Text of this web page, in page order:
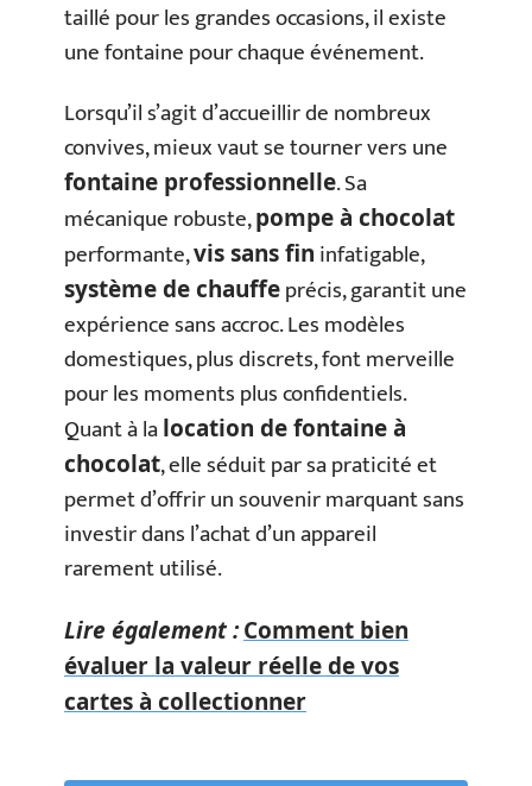
taillé pour les grandes occasions, il existe
une fontaine pour chaque événement.
Lorsqu’il s’agit d’accueillir de nombreux
convives, mieux vaut se tourner vers une
fontaine professionnelle. Sa
mécanique robuste,pompe à chocolat
performante,vis sans fin infatigable,
système de chauffeprécis, garantit une
expérience sans accroc. Les modèles
domestiques, plus discrets, font merveille
pour les moments plus confidentiels.
Quant à lalocation de fontaine à
chocolat, elle séduit par sa praticité et
permet d’offrir un souvenir marquant sans
investir dans l’achat d’un appareil
rarement utilisé.
Lire également :Comment bien
évaluer la valeur réelle de vos
cartes à collectionner